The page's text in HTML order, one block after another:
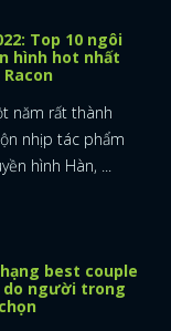
Top 10 ngôi
hình hot nhất
năm rất thành
nhịp tác phẩm
hình Hàn, ...
best couple
do người trong